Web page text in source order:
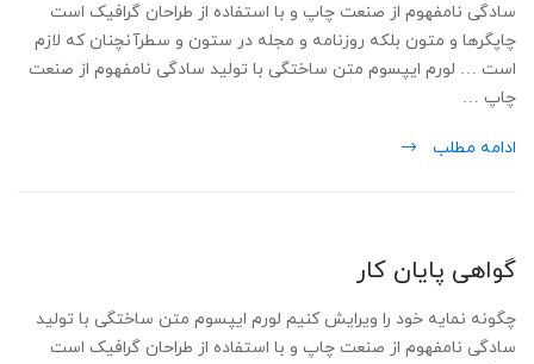
سادگی نامفهوم از صنعت چاپ و با استفاده از طراحان گرافیک است
چاپگرها و متون بلکه روزنامه و مجله در ستون و سطرآنچنان که لازم
است … لورم ایپسوم متن ساختگی با تولید سادگی نامفهوم از صنعت
چاپ …
ادامه مطلب
گواهی پایان کار
چگونه نمایه خود را ویرایش کنیم لورم ایپسوم متن ساختگی با تولید
سادگی نامفهوم از صنعت چاپ و با استفاده از طراحان گرافیک است